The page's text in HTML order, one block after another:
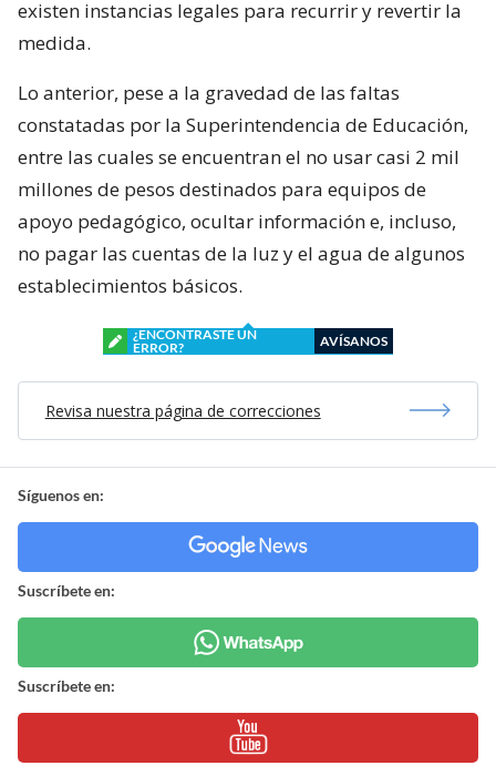
existen instancias legales para recurrir y revertir la
medida.
Lo anterior, pese a la gravedad de las faltas
constatadas por la Superintendencia de Educación,
entre las cuales se encuentran el no usar casi 2 mil
millones de pesos destinados para equipos de
apoyo pedagógico, ocultar información e, incluso,
no pagar las cuentas de la luz y el agua de algunos
establecimientos básicos.
¿ENCONTRASTE UN
ERROR?
AVÍSANOS
Revisa nuestra página de correcciones
Síguenos en:
Suscríbete en:
Suscríbete en: